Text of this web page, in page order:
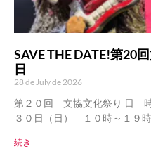
SAVE THE DATE!第20
日
28 de July de 2026
第２０回 文協文化祭り 日 時
３０日（日） １０時～１９
続き